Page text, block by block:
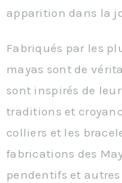
apparition dans la
Fabriqués par les
mayas sont de
sont inspirés de
traditions et
colliers et les
fabrications des
pendentifs et